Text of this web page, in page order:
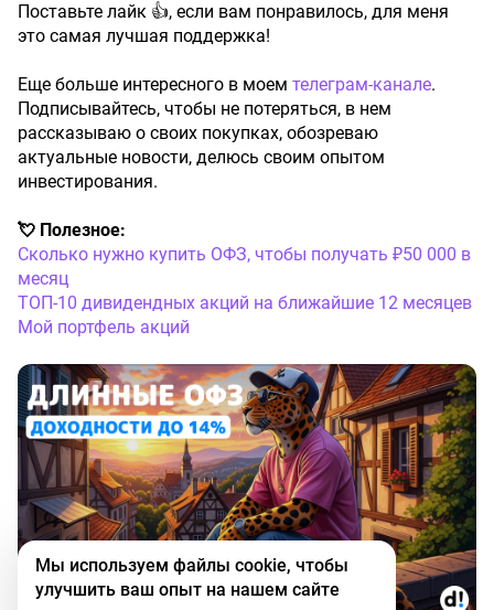
Поставьте лайк 👍, если вам понравилось, для меня
это самая лучшая поддержка!
Еще больше интересного в моем телеграм-канале.
Подписывайтесь, чтобы не потеряться, в нем
рассказываю о своих покупках, обозреваю
актуальные новости, делюсь своим опытом
инвестирования.
💘 Полезное:
Сколько нужно купить ОФЗ, чтобы получать ₽50 000 в
месяц
ТОП-10 дивидендных акций на ближайшие 12 месяцев
Мой портфель акций
Мы используем файлы cookie, чтобы
улучшить ваш опыт на нашем сайте